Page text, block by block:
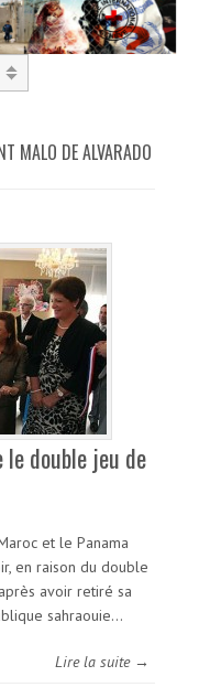
MALO DE ALVARADO
le double jeu de
et le Panama
en raison du double
avoir retiré sa
sahraouie…
Lire la suite →